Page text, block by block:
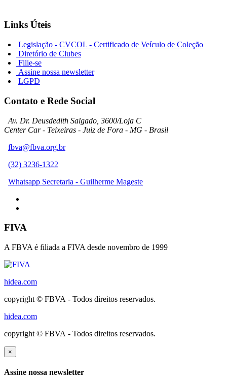
Links Úteis
Legislação - CVCOL - Certificado de Veículo de Coleção
Diretório de Clubes
Filie-se
Assine nossa newsletter
LGPD
Contato e Rede Social
Av. Dr. Deusdedith Salgado, 3600/Loja C
Center Car - Teixeiras - Juiz de Fora - MG - Brasil
fbva@fbva.org.br
(32) 3236-1322
Whatsapp Secretaria - Guilherme Mageste
FIVA
A FBVA é filiada a FIVA desde novembro de 1999
hidea.com
copyright © FBVA - Todos direitos reservados.
hidea.com
copyright © FBVA - Todos direitos reservados.
×
Assine nossa newsletter